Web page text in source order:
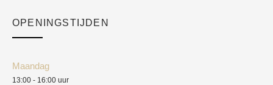
Academy
OPENINGSTIJDEN
Maandag
13:00 - 16:00 uur